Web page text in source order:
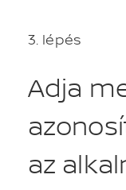
3. lépés
Adja
az